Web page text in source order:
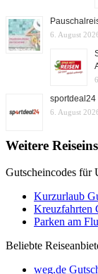
6. August
sportdeal24
6. August
Weitere
Gutscheincodes für
Kurzurlaub
Kreuzfahrten
Parken am
Beliebte
weg.de